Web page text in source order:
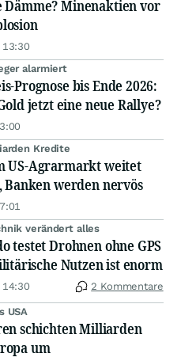
Dämme? Minenaktien vor
alarmiert
Prognose bis Ende 2026:
jetzt eine neue Rallye?
Kredite
US-Agrarmarkt weitet
Banken werden nervös
verändert alles
testet Drohnen ohne GPS
Nutzen ist enorm
2 Kommentare
USA
schichten Milliarden
um